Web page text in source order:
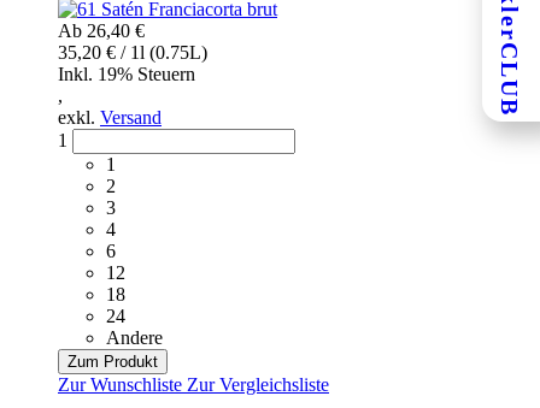
Ab 26,40 €
35,20 € / 1l (0.75L)
Inkl. 19% Steuern
,
exkl. Versand
1
1
2
3
4
6
12
18
24
Andere
Zum Produkt
Zur Wunschliste Zur Vergleichsliste